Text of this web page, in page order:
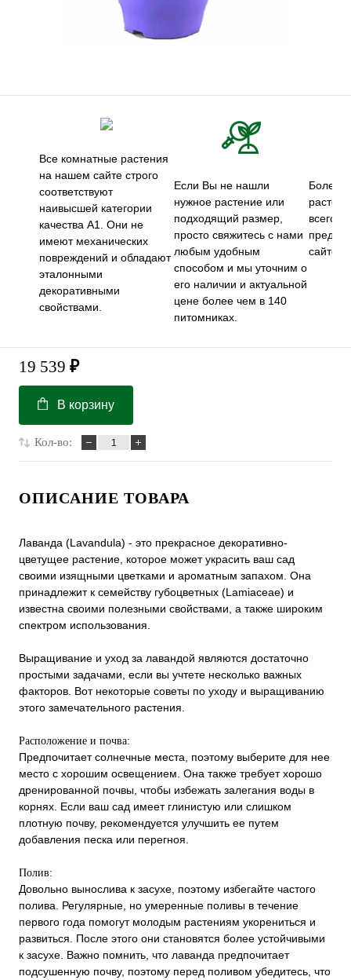
Все комнатные растения
на нашем сайте строго
соответствуют
наивысшей категории
качества А1. Они не
имеют механических
повреждений и обладают
эталонными
декоративными
свойствами.
Если Вы не нашли
нужное растение или
подходящий размер,
просто свяжитесь с нами
любым удобным
способом и мы уточним о
его наличии и актуальной
цене более чем в 140
питомниках.
Более
всего
сайте.
19 539 ₽
В корзину
Кол-во:
ОПИСАНИЕ ТОВАРА
Лаванда (Lavandula) - это прекрасное декоративно-
цветущее растение, которое может украсить ваш сад
своими изящными цветками и ароматным запахом. Она
принадлежит к семейству губоцветных (Lamiaceae) и
известна своими полезными свойствами, а также широким
спектром использования.
Выращивание и уход за лавандой являются достаточно
простыми задачами, если вы учтете несколько важных
факторов. Вот некоторые советы по уходу и выращиванию
этого замечательного растения.
Расположение и почва:
Предпочитает солнечные места, поэтому выберите для нее
место с хорошим освещением. Она также требует хорошо
дренированной почвы, чтобы избежать залегания воды в
корнях. Если ваш сад имеет глинистую или слишком
плотную почву, рекомендуется улучшить ее путем
добавления песка или перегноя.
Полив:
Довольно вынослива к засухе, поэтому избегайте частого
полива. Регулярные, но умеренные поливы в течение
первого года помогут молодым растениям укорениться и
развиться. После этого они становятся более устойчивыми
к засухе. Важно помнить, что лаванда предпочитает
подсушенную почву, поэтому перед поливом убедитесь, что